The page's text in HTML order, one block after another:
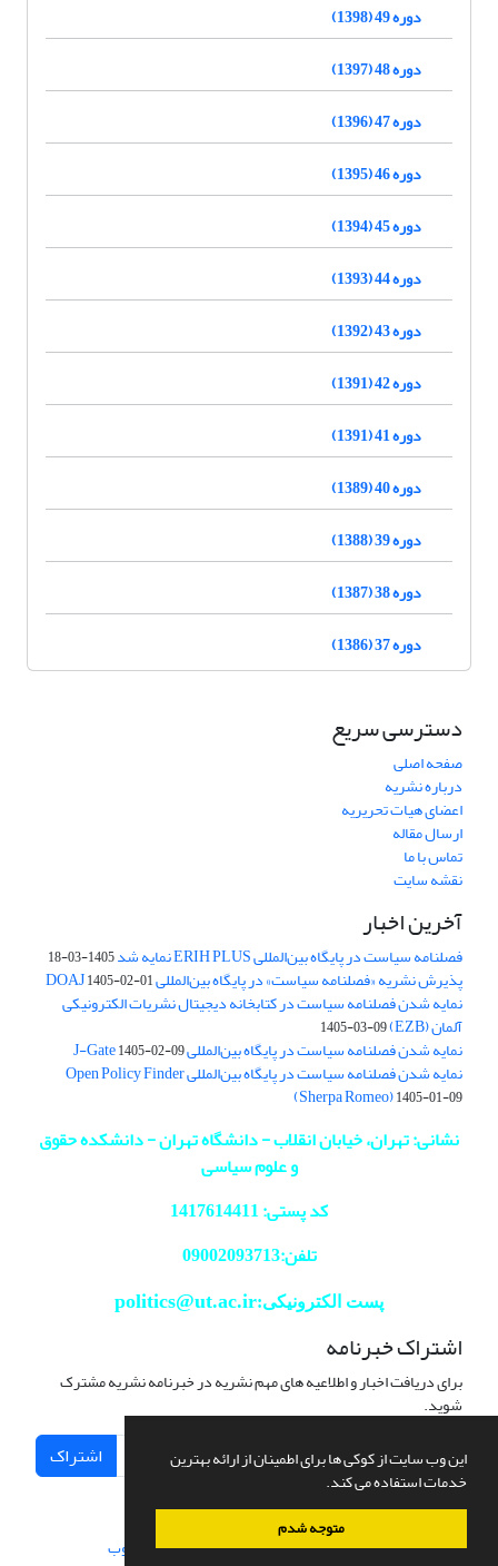
این وب سایت از کوکی ها برای اطمینان از ارائه بهترین
خدمات استفاده می کند.
متوجه شدم
دوره 49 (1398)
دوره 48 (1397)
دوره 47 (1396)
دوره 46 (1395)
دوره 45 (1394)
دوره 44 (1393)
دوره 43 (1392)
دوره 42 (1391)
دوره 41 (1391)
دوره 40 (1389)
دوره 39 (1388)
دوره 38 (1387)
دوره 37 (1386)
دسترسی سریع
صفحه اصلی
درباره نشریه
اعضای هیات تحریریه
ارسال مقاله
تماس با ما
نقشه سایت
آخرین اخبار
فصلنامه سیاست در پایگاه بین‌المللی ERIH PLUS نمایه شد 1405-03-18
پذیرش نشریه «فصلنامه سیاست» در پایگاه بین‌المللی DOAJ1405-02-01
نمایه شدن فصلنامه سیاست در کتابخانه دیجیتال نشریات الکترونیکی
آلمان (EZB) 1405-03-09
نمایه شدن فصلنامه سیاست در پایگاه بین‌المللی J-Gate1405-02-09
نمایه شدن فصلنامه سیاست در پایگاه بین‌المللی Open Policy Finder
(Sherpa Romeo)1405-01-09
نشانی: تهران، خیابان انقلاب - دانشگاه تهران - دانشکده حقوق
و علوم سیاسی
کد پستی: 1417614411
تلفن:09002093713
پست الکترونیکی:politics@ut.ac.ir
اشتراک خبرنامه
برای دریافت اخبار و اطلاعیه های مهم نشریه در خبرنامه نشریه مشترک
شوید.
اشتراک
سامانه مدیریت نشریات علمی.طراحی و پیاده سازی از سیناوب